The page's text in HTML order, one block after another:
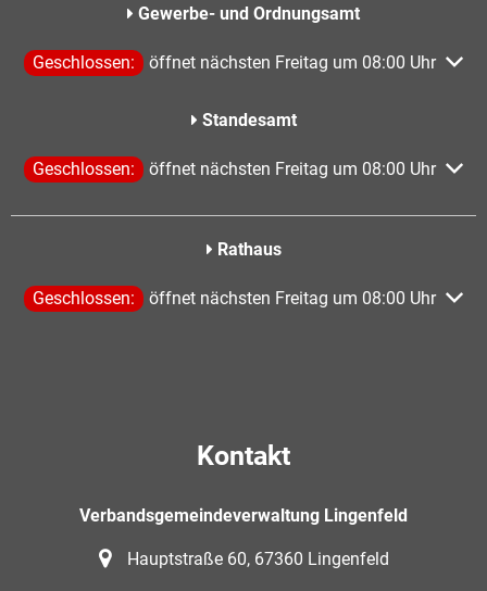
Gewerbe- und Ordnungsamt
Klicken, um weitere Öffnungs- oder Schließzeiten
Geschlossen: öffnet nächsten Freitag um 08:00 Uhr
Standesamt
Klicken, um weitere Öffnungs- oder Schließzeiten
Geschlossen: öffnet nächsten Freitag um 08:00 Uhr
Rathaus
Klicken, um weitere Öffnungs- oder Schließzeiten
Geschlossen: öffnet nächsten Freitag um 08:00 Uhr
Kontakt
Verbandsgemeindeverwaltung Lingenfeld
Hauptstraße 60, 67360 Lingenfeld